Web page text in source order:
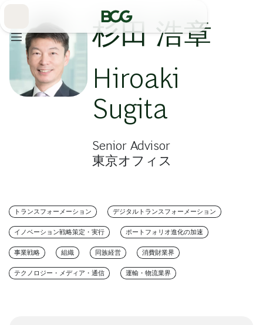
杉田 浩章
Hiroaki
Sugita
Senior Advisor
東京オフィス
トランスフォーメーション デジタルトランスフォーメーション
イノベーション戦略策定・実行 ポートフォリオ進化の加速
事業戦略 組織 同族経営 消費財業界
テクノロジー・メディア・通信 運輸・物流業界